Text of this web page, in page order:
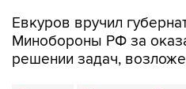
Евкуров вручил
Минобороны РФ за
решении задач,